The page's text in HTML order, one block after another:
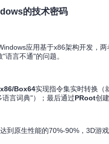
的技术密码
应用基于x86架构开发，
语言不通"的问题。
Box64实现指令集实时转换（
言词典"）；最后通过PRoot创
到原生性能的70%-90%，3D游